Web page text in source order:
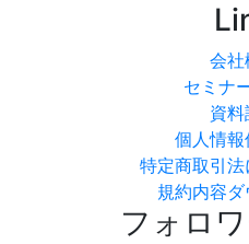
会社
セミナ
資
個人情
特定商取引
規約内容
フォロ